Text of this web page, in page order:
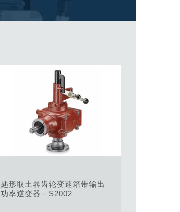
匙形取土器齿轮变速箱带输出
功率逆变器 - S2002